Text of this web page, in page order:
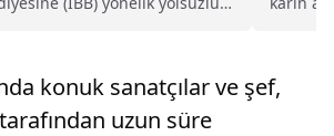
konuk sanatçılar ve şef,
uzun süre